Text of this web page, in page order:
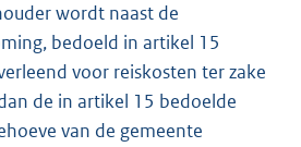
wordt naast de
bedoeld in artikel 15
voor reiskosten ter zake
de in artikel 15 bedoelde
van de gemeente